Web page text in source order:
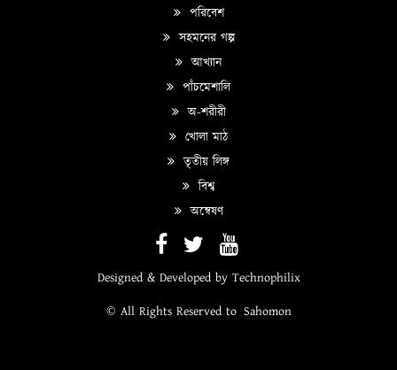
পরিবেশ
সহমনের গল্প
আখ্যান
পাঁচমেশালি
অ-শরীরী
খোলা মাঠ
তৃতীয় লিঙ্গ
বিশ্ব
অন্বেষণ
Designed & Developed by Technophilix
© All Rights Reserved to Sahomon